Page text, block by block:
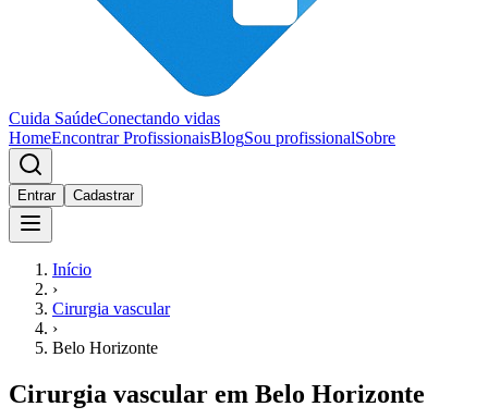
Cuida SaúdeConectando vidas
HomeEncontrar ProfissionaisBlogSou profissionalSobre
Entrar Cadastrar
Início
›
Cirurgia vascular
›
Belo Horizonte
Cirurgia vascular em Belo Horizonte